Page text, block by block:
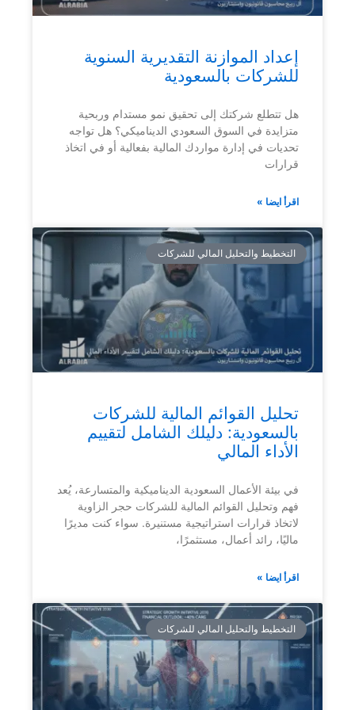
إعداد الموازنة التقديرية السنوية
للشركات بالسعودية
هل تتطلع شركتك إلى تحقيق نمو مستدام وربحية
متزايدة في السوق السعودي الديناميكي؟ هل تواجه
تحديات في إدارة مواردك المالية بفعالية أو في اتخاذ
قرارات
اقرأ ايضا »
التخطيط والتحليل المالي للشركات
تحليل القوائم المالية للشركات
بالسعودية: دليلك الشامل لتقييم
الأداء المالي
في بيئة الأعمال السعودية الديناميكية والمتسارعة، يُعد
فهم وتحليل القوائم المالية للشركات حجر الزاوية
لاتخاذ قرارات استراتيجية مستنيرة. سواء كنت مديرًا
ماليًا، رائد أعمال، مستثمرًا،
اقرأ ايضا »
التخطيط والتحليل المالي للشركات